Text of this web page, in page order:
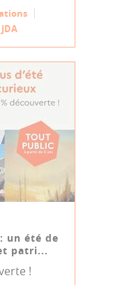
JDA
un été de
patri...
!